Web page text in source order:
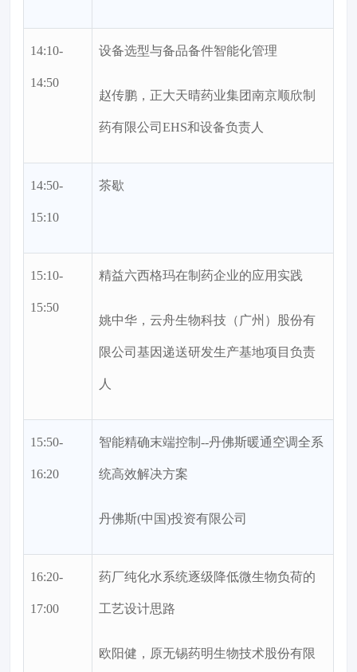
14:10-
14:50
设备选型与备品备件智能化管理
赵传鹏，正大天晴药业集团南京顺欣制
药有限公司EHS和设备负责人
14:50-
15:10
茶歇
15:10-
15:50
精益六西格玛在制药企业的应用实践
姚中华，云舟生物科技（广州）股份有
限公司基因递送研发生产基地项目负责
人
15:50-
16:20
智能精确末端控制--丹佛斯暖通空调全系
统高效解决方案
丹佛斯(中国)投资有限公司
16:20-
17:00
药厂纯化水系统逐级降低微生物负荷的
工艺设计思路
欧阳健，原无锡药明生物技术股份有限